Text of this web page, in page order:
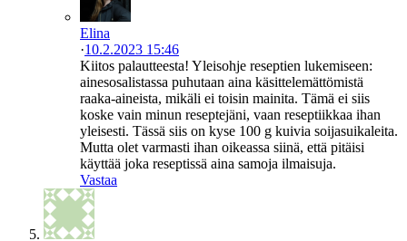
Elina
·10.2.2023 15:46
Kiitos palautteesta! Yleisohje reseptien lukemiseen:
ainesosalistassa puhutaan aina käsittelemättömistä
raaka-aineista, mikäli ei toisin mainita. Tämä ei siis
koske vain minun reseptejäni, vaan reseptiikkaa ihan
yleisesti. Tässä siis on kyse 100 g kuivia soijasuikaleita.
Mutta olet varmasti ihan oikeassa siinä, että pitäisi
käyttää joka reseptissä aina samoja ilmaisuja.
Vastaa